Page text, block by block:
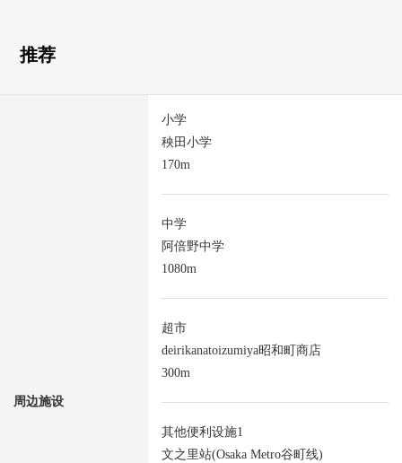
推荐
周边施设
小学
秧田小学
170m
中学
阿倍野中学
1080m
超市
deirikanatoizumiya昭和町商店
300m
其他便利设施1
文之里站(Osaka Metro谷町线)